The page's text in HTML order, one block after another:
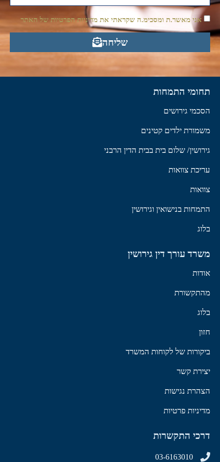
אני מאשר.ת ומסכימ.ה שקראתי את מדיניות הפרטיות של האתר
שליחה
תחומי התמחות
הסכמי גירושים
משמורת ילדים קטינים
גירושין/ שלום בית בבית הדין הרבני
עריכת צוואות
צוואות
התמחות בנישואין וגירושין
בלוג
משרד עורך דין גירושין
אודות
מהתקשורת
בלוג
חזון
ביקורות של לקוחות המשרד
יצירת קשר
הצהרת נגישות
מדיניות פרטיות
דרכי התקשרות
03-6163010